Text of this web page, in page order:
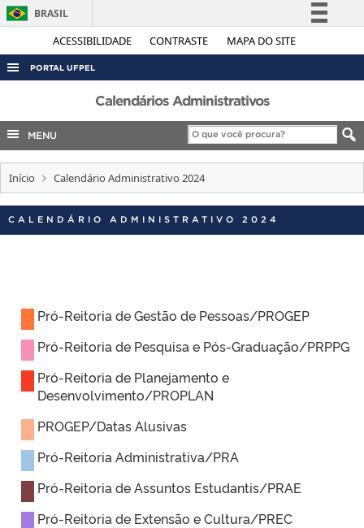
ACESSIBILIDADE CONTRASTE MAPA DO SITE
BRASIL
Simplifique!
Legislação
Canais
PORTAL UFPEL
ACESSO À INFORMAÇÃO
AUDITORIA
COBALTO
CONCURSOS
EDITAIS
INTERNACIONAL
TELEFONES
Calendários Administrativos
MENU
Início Calendário Administrativo 2024
CALENDÁRIO ADMINISTRATIVO 2024
Pró-Reitoria de Gestão de Pessoas/PROGEP
Pró-Reitoria de Pesquisa e Pós-Graduação/PRPPG
Pró-Reitoria de Planejamento e
Desenvolvimento/PROPLAN
PROGEP/Datas Alusivas
Pró-Reitoria Administrativa/PRA
Pró-Reitoria de Assuntos Estudantis/PRAE
Pró-Reitoria de Extensão e Cultura/PREC